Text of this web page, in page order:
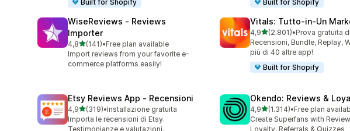
Built for Shopify
Built for Shopify
WiseReviews ‑ Reviews
Importer
4,8stelle su 5
(141)
141 recensioni totali
•Free plan available
Import reviews from your favorite e-
commerce platforms easily!
Vitals: Tutto‑in‑Un
4,9stelle su 5
(2.801)
2801 recensioni totali
•Prova gratuita
Recensioni, Bundle, Replay,
più di 40 altre app!
Built for Shopify
Etsy Reviews App ‑ Recensioni
4,9stelle su 5
(319)
319 recensioni totali
•Installazione gratuita
Importa le recensioni di Etsy.
Testimonianze e valutazioni.
Okendo: Reviews &
4,9stelle su 5
(1.314)
1314 recensioni totali
•Free plan
Create Superfans with
Loyalty, Referrals & Quizzes